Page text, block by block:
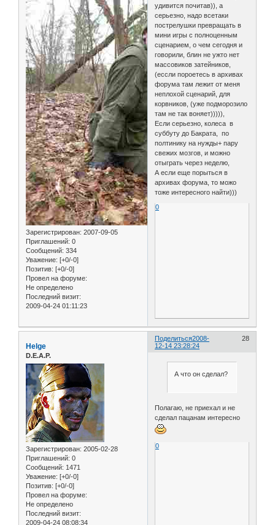
Зарегистрирован: 2007-09-05
Приглашений: 0
Сообщений: 334
Уважение: [+0/-0]
Позитив: [+0/-0]
Провел на форуме:
Не определено
Последний визит:
2009-04-24 01:11:23
удивится почитав)), а
серьезно, надо всетаки
пострелушки превращать в
мини игры с полноценным
сценарием, о чем сегодня и
говорили, блин не ужто нет
массовиков затейников,
(ессли пороетесь в архивах
форума там лежит от меня
неплохой сценарий, для
корвников, (уже подморозило
там не так воняет))))),
Если серьезно, колеса в
суббуту до Бакрата, по
полтинику на нужды+ пару
свежих мозгов, и можно
отыграть через неделю,
А если еще порыться в
архивах форума, то можо
тоже интересного найти)))
0
Поделиться 28
2008-
12-14 23:28:24
Helge
D.E.A.P.
Зарегистрирован: 2005-02-28
Приглашений: 0
Сообщений: 1471
Уважение: [+0/-0]
Позитив: [+0/-0]
Провел на форуме:
Не определено
Последний визит:
2009-04-24 08:08:34
А что он сделал?
Полагаю, не приехал и не
сделал пацанам интересно
0